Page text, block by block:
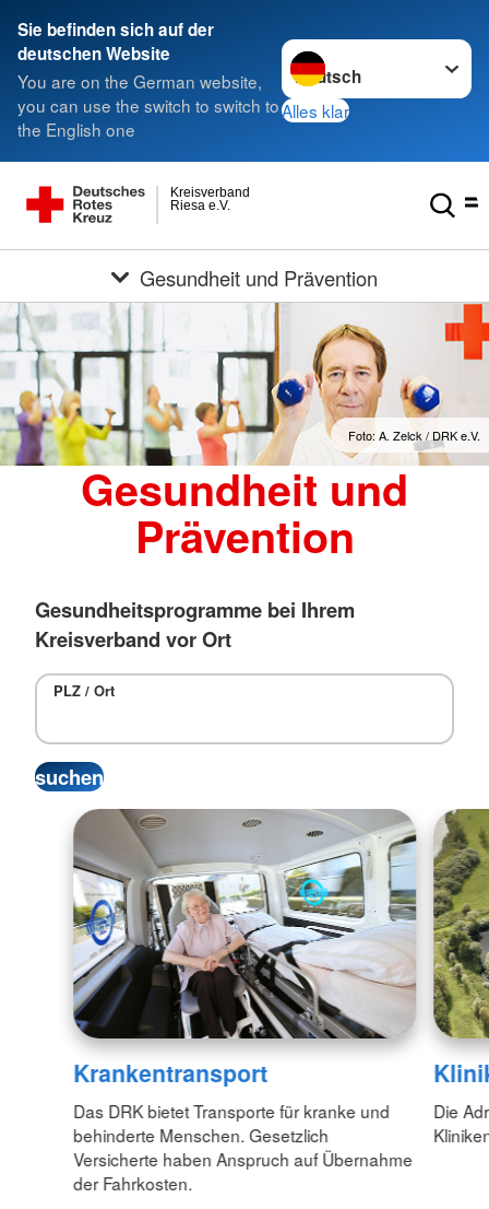
Sie befinden sich auf der
deutschen Website
You are on the German website,
you can use the switch to switch to
the English one
Sprache wechseln zu
Alles klar
Riesa e.V.
Kreisverband
Gesundheit und Prävention
Foto: A. Zelck / DRK e.V.
Gesundheit und
Prävention
Gesundheitsprogramme bei Ihrem
Kreisverband vor Ort
PLZ / Ort
Krankentransport
Das DRK bietet Transporte für kranke und
behinderte Menschen. Gesetzlich
Versicherte haben Anspruch auf Übernahme
der Fahrkosten.
Die